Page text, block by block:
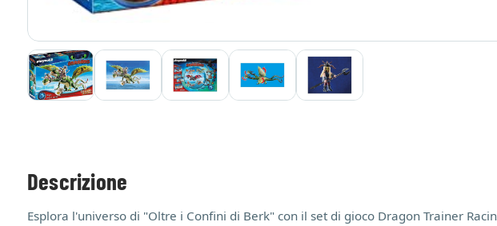
Descrizione
Esplora l'universo di "Oltre i Confini di Berk" con il set di gioco Dragon Trainer